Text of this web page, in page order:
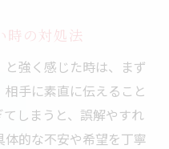
時の対処法
強く感じた時は、まず
手に素直に伝えること
しまうと、誤解やすれ
的な不安や希望を丁寧